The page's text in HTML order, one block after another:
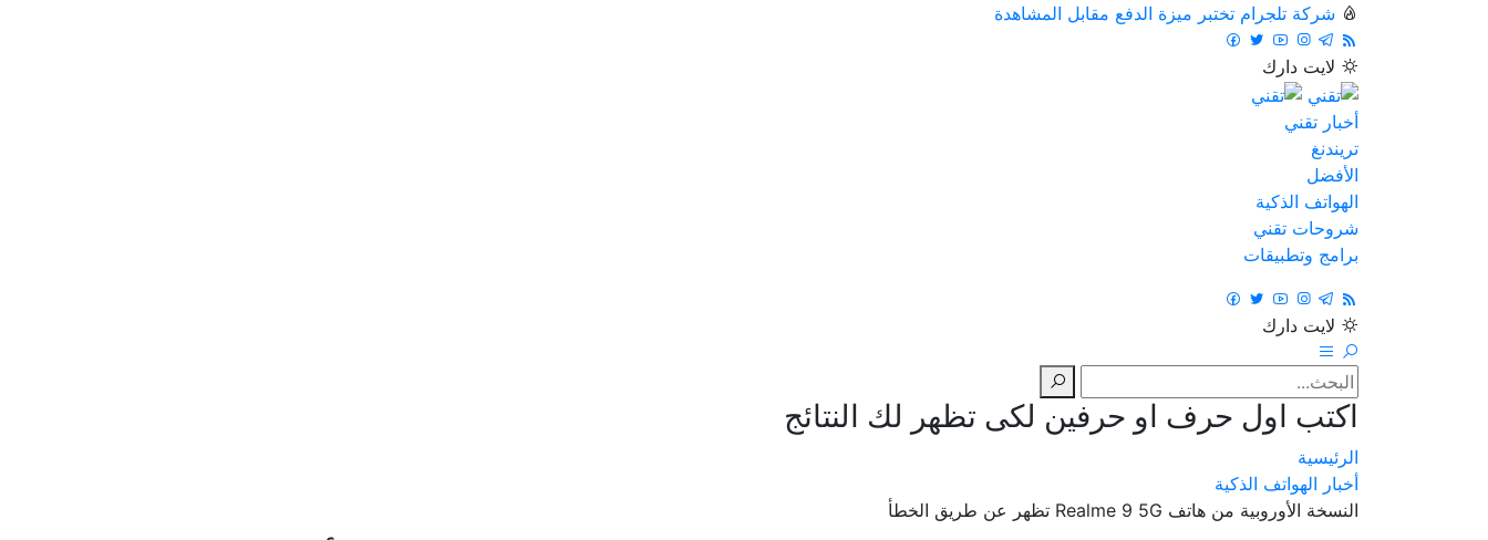
شركة تلجرام تختبر ميزة الدفع مقابل المشاهدة
لايت دارك
أخبار تقني
تريندنغ
الأفضل
الهواتف الذكية
شروحات تقني
برامج وتطبيقات
لايت دارك
اكتب اول حرف او حرفين لكى تظهر لك النتائج
الرئيسية
أخبار الهواتف الذكية
النسخة الأوروبية من هاتف Realme 9 5G تظهر عن طريق الخطأ